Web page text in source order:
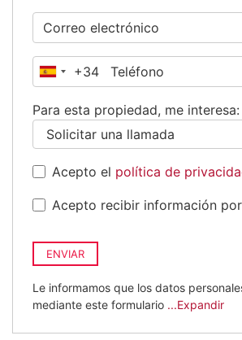
España
+34
Para esta propiedad, me interesa:
Acepto el política de
Acepto recibir información
ENVIAR
Le informamos que los datos
mediante este formulario ...Expandir